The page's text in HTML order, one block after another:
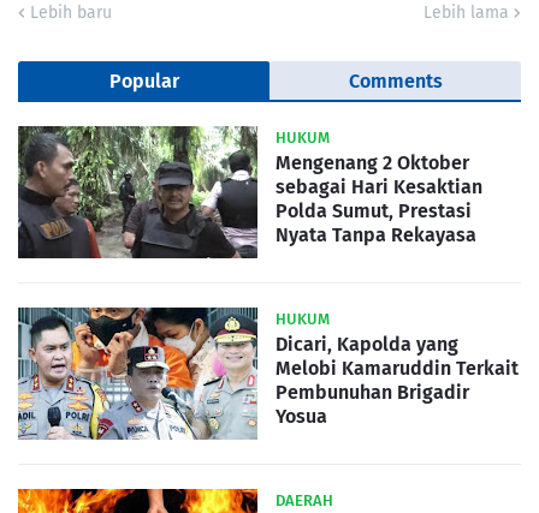
Lebih baru Lebih lama
Popular Comments
HUKUM
Mengenang 2 Oktober
sebagai Hari Kesaktian
Polda Sumut, Prestasi
Nyata Tanpa Rekayasa
HUKUM
Dicari, Kapolda yang
Melobi Kamaruddin Terkait
Pembunuhan Brigadir
Yosua
DAERAH